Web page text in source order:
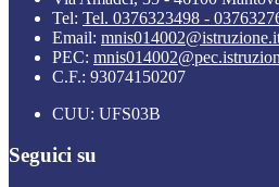
Tel: Tel. 0376323498 -
Email:
PEC:
C.F.: 93074150207
CUU: UFS03B
Seguici su